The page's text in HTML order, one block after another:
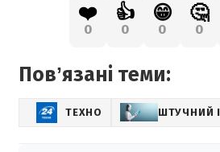
❤️
0
👍
0
😁
0
🤔
0
Повʼязані теми:
ТЕХНО ШТУЧНИЙ